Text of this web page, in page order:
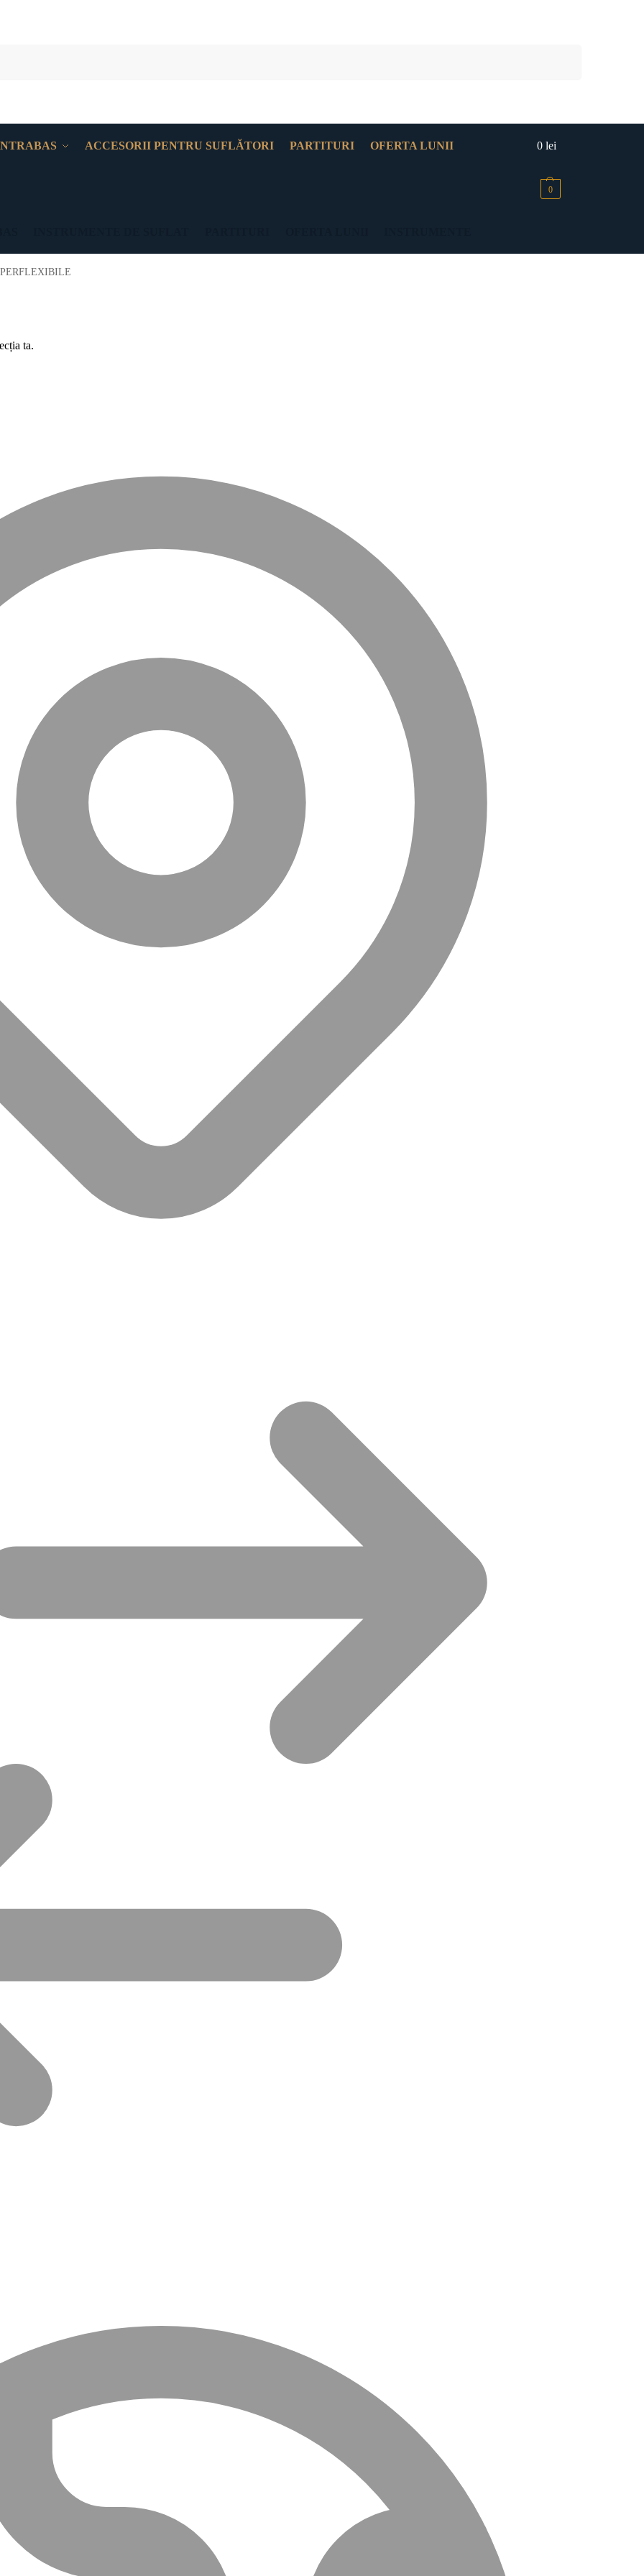
ACCESORII PENTRU SUFLĂTORI PARTITURI OFERTA LUNII 0lei
0
ta.